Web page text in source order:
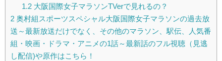
1.2大阪国際女子マラソンTVerで見れるの？
2 奥村組スポーツスペシャル大阪国際女子マラソンの過去放
送～最新放送だけでなく、その他のマラソン、駅伝、人気番
組・映画・ドラマ・アニメの1話～最新話のフル視聴（見逃
し配信)や原作はこちら！